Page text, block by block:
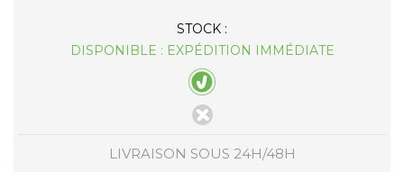
STOCK :
DISPONIBLE : EXPÉDITION IMMÉDIATE
LIVRAISON SOUS 24H/48H